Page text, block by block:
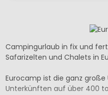
Campingurlaub in fix und
Safarizelten und Chalets in
Eurocamp ist die ganz
Unterkünften auf über 400